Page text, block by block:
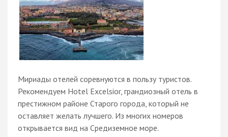
Мириады отелей соревнуются в пользу туристов.
Рекомендуем Hotel Excelsior, грандиозный отель в
престижном районе Старого города, который не
оставляет желать лучшего. Из многих номеров
открывается вид на Средиземное море.